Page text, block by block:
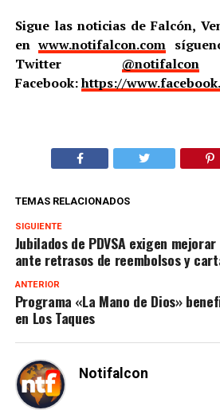
Sigue las noticias de Falcón,
enwww.notifalcon.com
Twitter @notifalcon
Facebook:https://
TEMAS RELACIONADOS
SIGUIENTE
Jubilados de PDVSA exigen
ante retrasos de reembolsos y
ANTERIOR
Programa «La Mano de Dios»
en Los Taques
Notifalcon